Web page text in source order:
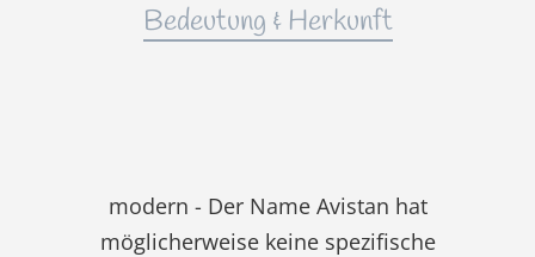
Bedeutung & Herkunft
modern - Der Name Avistan hat
möglicherweise keine spezifische